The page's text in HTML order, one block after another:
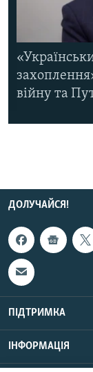
війну та
ДОЛУЧАЙСЯ!
ПІДТРИМКА
ІНФОРМАЦІЯ